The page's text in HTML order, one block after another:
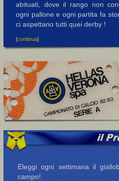
abituati, dove il rango non
ogni pallone e ogni partita fa
ci aspettano tutti quei derby !
[continua]
Eleggi ogni settimana il
campo!